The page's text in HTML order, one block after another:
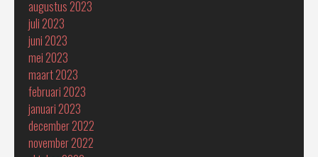
augustus 2023
juli 2023
juni 2023
mei 2023
maart 2023
februari 2023
januari 2023
december 2022
november 2022